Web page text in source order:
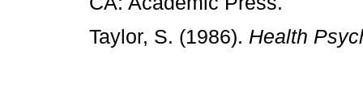
Taylor, S. (1986). Health